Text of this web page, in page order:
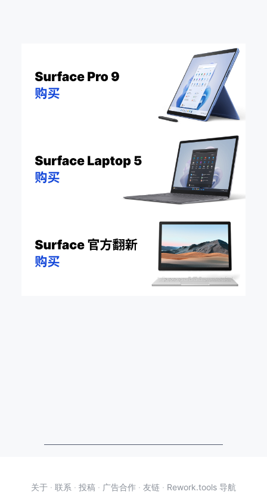
关于 · 联系 · 投稿 · 广告合作 · 友链 · Rework.tools 导航